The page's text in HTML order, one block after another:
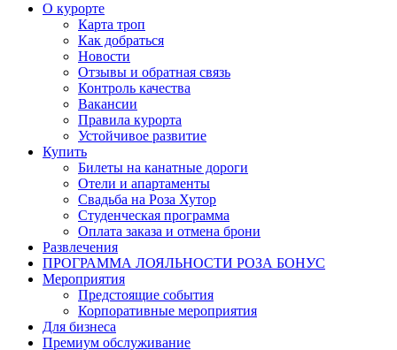
О курорте
Карта троп
Как добраться
Новости
Отзывы и обратная связь
Контроль качества
Вакансии
Правила курорта
Устойчивое развитие
Купить
Билеты на канатные дороги
Отели и апартаменты
Свадьба на Роза Хутор
Студенческая программа
Оплата заказа и отмена брони
Развлечения
ПРОГРАММА ЛОЯЛЬНОСТИ РОЗА БОНУС
Мероприятия
Предстоящие события
Корпоративные мероприятия
Для бизнеса
Премиум обслуживание